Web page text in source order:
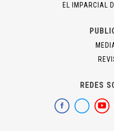
EL IMPARCIAL
REDES